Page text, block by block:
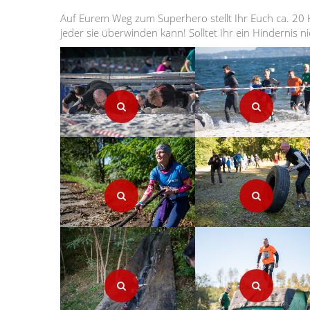
Auf Eurem Weg zum Superhero stellt Ihr Euch ca.
jeder sie überwinden kann! Solltet Ihr ein Hindernis